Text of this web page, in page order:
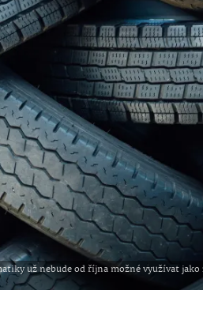
už nebude od října možné využívat